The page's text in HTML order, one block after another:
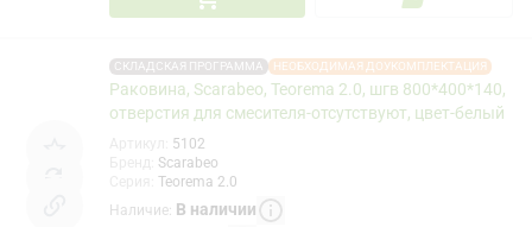
СКЛАДСКАЯ ПРОГРАММА НЕОБХОДИМАЯ ДОУКОМПЛЕКТАЦИЯ
Раковина, Scarabeo, Teorema 2.0, шгв 800*400*140,
отверстия для смесителя-отсутствуют, цвет-белый
5102
Scarabeo
Teorema 2.0
Наличие: В наличии